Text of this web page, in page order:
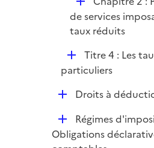
é
p
i
e
de services
taux réduits
D
é
l
i
e
r
Titre 4 : Les
particuliers
D
l
Droits à
D
é
Régimes
Obligations